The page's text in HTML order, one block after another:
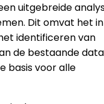
uitgebreide
Dit omvat het in
identificeren van
de bestaande
basis voor alle